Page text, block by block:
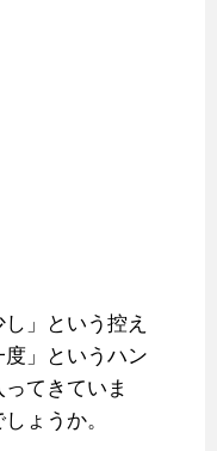
」という控え
」というハン
てきていま
ょうか。